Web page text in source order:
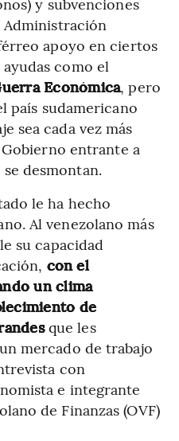
apoyo en ciertos
como el
Económica, pero
país sudamericano
sea cada vez más
entrante a
desmontan.
le ha hecho
Al venezolano más
su capacidad
con el
un clima
de
que les
mercado de trabajo
con
e integrante
de Finanzas (OVF)